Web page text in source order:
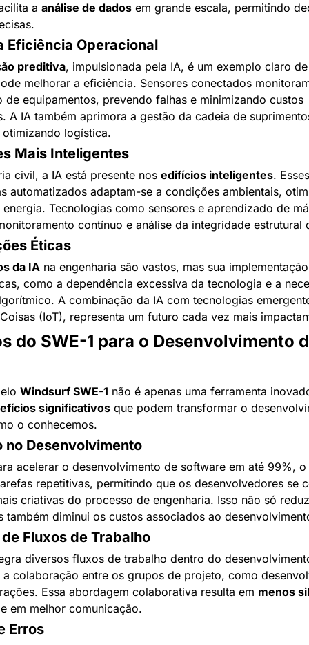
a análise de dados em grande escala, permitindo
Eficiência Operacional
preditiva, impulsionada pela IA, é um exemplo claro
melhorar a eficiência. Sensores conectados
de equipamentos, prevendo falhas e minimizando custos
A IA também aprimora a gestão da cadeia de
otimizando logística.
Mais Inteligentes
civil, a IA está presente nos edifícios inteligentes.
automatizados adaptam-se a condições ambientais,
Tecnologias como sensores e aprendizado de
contínuo e análise da integridade estrutural
Éticas
da IA na engenharia são vastos, mas sua
como a dependência excessiva da tecnologia e a
A combinação da IA com tecnologias
(IoT), representa um futuro cada vez mais
do SWE-1 para o Desenvolvimento
Windsurf SWE-1 não é apenas uma ferramenta
significativos que podem transformar o
o conhecemos.
no Desenvolvimento
acelerar o desenvolvimento de software em até 99%, o
repetitivas, permitindo que os desenvolvedores se
criativas do processo de engenharia. Isso não só
também diminui os custos associados ao
Fluxos de Trabalho
diversos fluxos de trabalho dentro do
a colaboração entre os grupos de projeto, como
Essa abordagem colaborativa resulta em menos
em melhor comunicação.
Erros